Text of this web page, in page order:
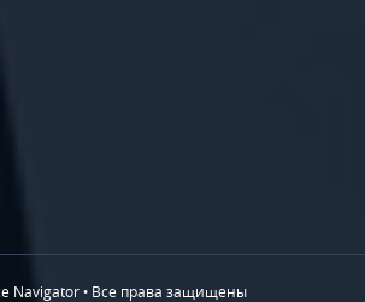
Navigator • Все права защищены